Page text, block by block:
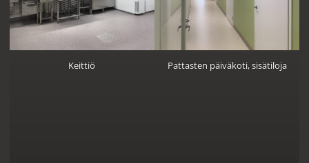
Keittiö Pattasten päiväkoti, sisätiloja